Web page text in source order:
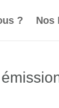
? Nos